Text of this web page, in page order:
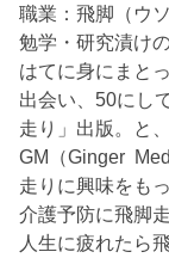
職業：飛脚（ウソ
勉学・研究漬け
はてに身にまと
出会い、50にし
走り」出版。と
GM（Ginger
走りに興味をも
介護予防に飛脚
人生に疲れたら